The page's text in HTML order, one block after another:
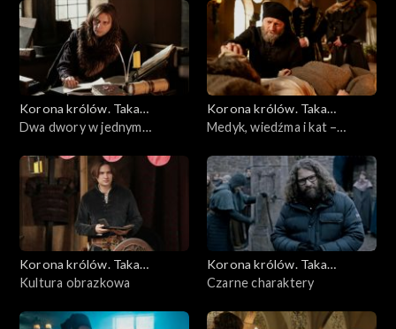
Korona królów. Taka
historia...
Dwa dwory w jednym
Korona królów. Taka
historia...
Medyk, wiedźma i kat –
zdrowia
Korona królów. Taka
historia...
Kultura obrazkowa
Korona królów. Taka
historia...
Czarne charaktery